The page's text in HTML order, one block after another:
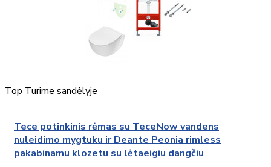
Top Turime sandėlyje
Tece potinkinis rėmas su TeceNow vandens
nuleidimo mygtuku ir Deante Peonia rimless
pakabinamu klozetu su lėtaeigiu dangčiu